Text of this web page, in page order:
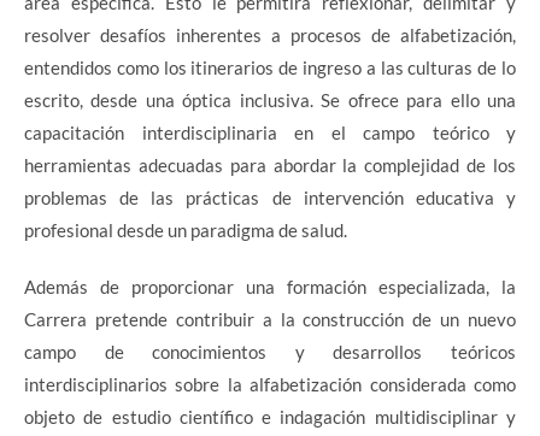
resolver desafíos inherentes a procesos de alfabetización,
entendidos como los itinerarios de ingreso a las culturas de lo
escrito, desde una óptica inclusiva. Se ofrece para ello una
capacitación interdisciplinaria en el campo teórico y
herramientas adecuadas para abordar la complejidad de los
problemas de las prácticas de intervención educativa y
profesional desde un paradigma de salud.
Además de proporcionar una formación especializada, la
Carrera pretende contribuir a la construcción de un nuevo
campo de conocimientos y desarrollos teóricos
interdisciplinarios sobre la alfabetización considerada como
objeto de estudio científico e indagación multidisciplinar y